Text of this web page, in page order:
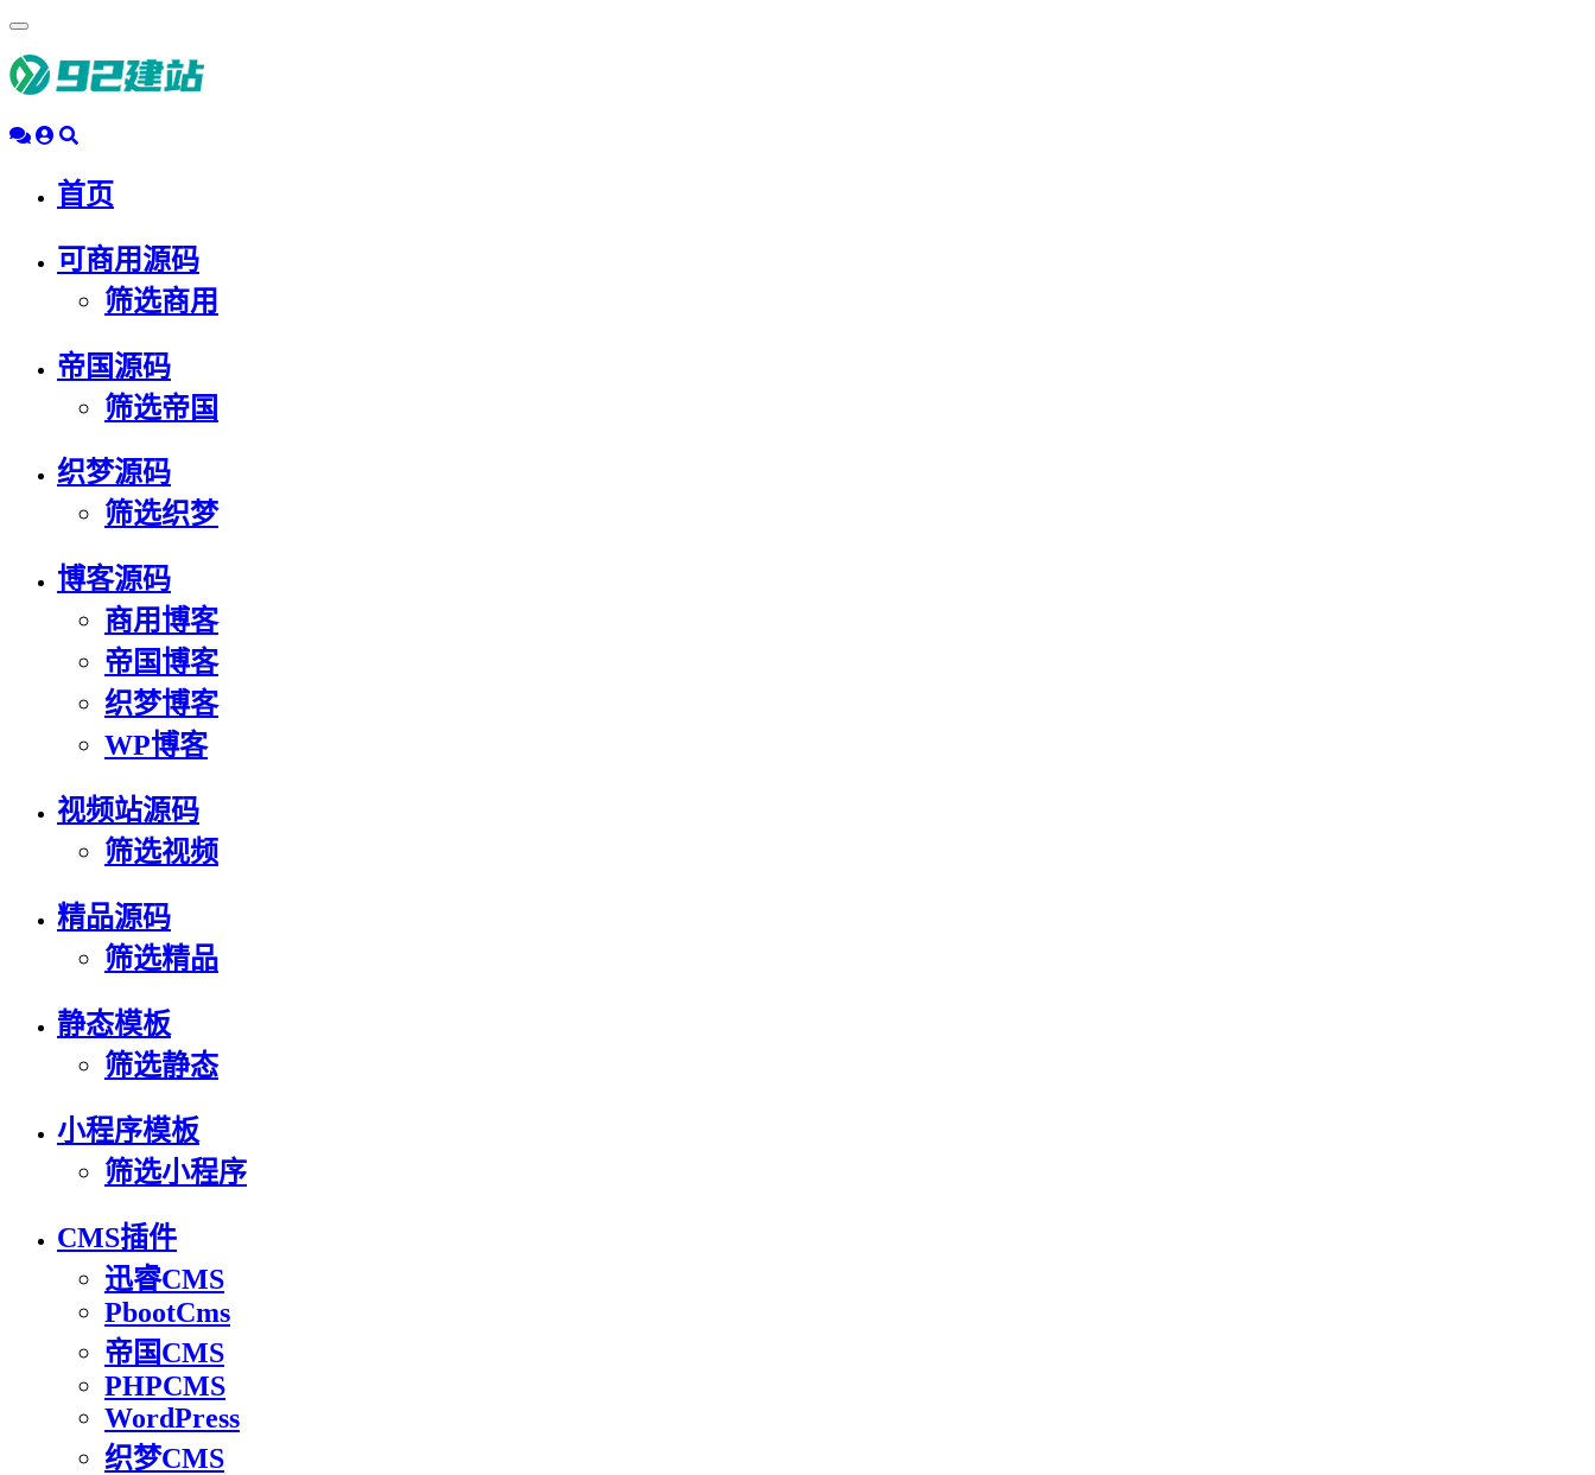
动
导
首页
可商用源码
筛选商用
帝国源码
筛选帝国
织梦源码
筛选织梦
博客源码
商用博客
帝国博客
织梦博客
WP博客
视频站源码
筛选视频
精品源码
筛选精品
静态模板
筛选静态
小程序模板
筛选小程序
CMS插件
迅睿CMS
PbootCms
帝国CMS
PHPCMS
WordPress
织梦CMS